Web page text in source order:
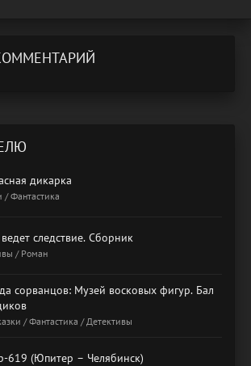
дикарка
/ Фантастика
следствие. Сборник
/ Роман
сорванцов: Музей восковых фигур. Бал
/ Фантастика / Детективы
619 (Юпитер – Челябинск)